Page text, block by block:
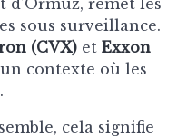
sous surveillance.
(CVX) et Exxon
contexte où les
cela signifie